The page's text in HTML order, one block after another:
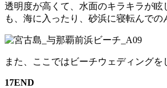
透明度が高くて、水面のキラキラが
も、海に入ったり、砂浜に寝転んで
また、ここではビーチウェディング
17END